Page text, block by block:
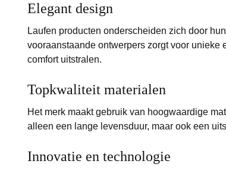
Elegant design
Laufen producten onderscheiden zich door
vooraanstaande ontwerpers zorgt voor
comfort uitstralen.
Topkwaliteit materialen
Het merk maakt gebruik van hoogwaardige
alleen een lange levensduur, maar ook een
Innovatie en technologie